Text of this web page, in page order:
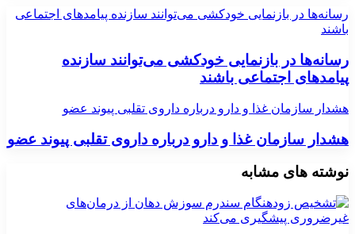
رسانه‌ها در بازنمایی خودکشی می‌توانند سازنده پیامدهای اجتماعی
باشند
رسانه‌ها در بازنمایی خودکشی می‌توانند سازنده
پیامدهای اجتماعی باشند
هشدار سازمان غذا و دارو درباره داروی تقلبی پیوند عضو
هشدار سازمان غذا و دارو درباره داروی تقلبی پیوند عضو
نوشته های مشابه